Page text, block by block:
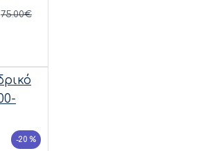
75.00€
-20 %